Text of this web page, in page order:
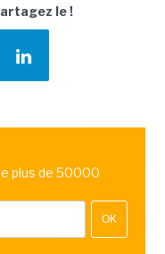
le !
plus de 50000
OK